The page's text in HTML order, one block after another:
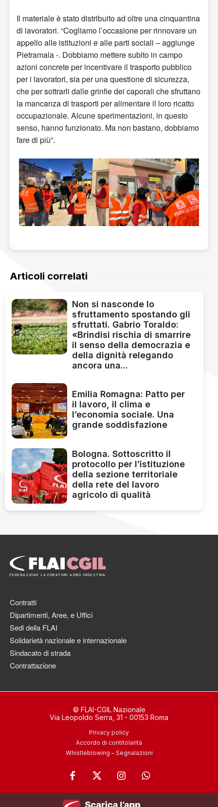
Il materiale è stato distribuito ad oltre una cinquantina
di lavoratori. “Cogliamo l’occasione per rinnovare un
appello alle istituzioni e alle parti sociali – aggiunge
Pietramala -. Dobbiamo mettere subito in campo
azioni concrete per incentivare il trasporto pubblico
per i lavoratori, sia per una questione di sicurezza,
che per sottrarli dalle grinfie dei caporali che sfruttano
la mancanza di trasporti per alimentare il loro ricatto
occupazionale. Alcune sperimentazioni, in questo
senso, hanno funzionato. Ma non bastano, dobbiamo
fare di più”.
Articoli correlati
Non si nasconde lo
sfruttamento spostando gli
sfruttati. Gabrio Toraldo:
«Brindisi rischia di smarrire
il senso della democrazia e
della dignità relegando
ancora una...
Emilia Romagna: Patto per
il lavoro, il clima e
l’economia sociale. Una
grande soddisfazione
Bologna. Sottoscritto il
protocollo per l’istituzione
della sezione territoriale
della rete del lavoro
agricolo di qualità
FEDERAZIONE LAVORATORI AGRO INDUSTRIA
Contratti
Dipartimenti, Aree, e Uffici
Sedi della FLAI
Solidarietà nazionale e internazionale
Sindacato di strada
Contrattazione
© FLAI-CGIL Nazionale
Via Leopoldo Serra, 31 - 00153 Roma
Privacy policy
Accordo di contitolarità
Whistleblowing – Segnalazioni